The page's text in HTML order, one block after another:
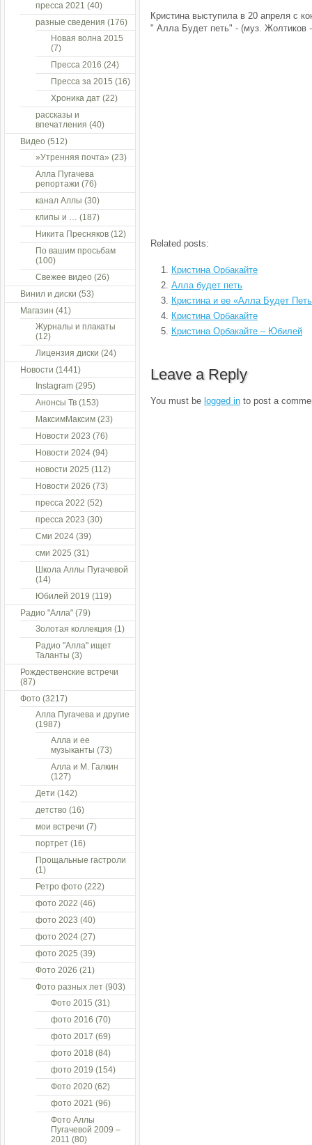
Кристина выступила в 20 апреля с
" Алла Будет петь" - (муз. Жолтиков
Related posts:
Кристина Орбакайте
Алла будет петь
Кристина и ее «Алла Будет
Кристина Орбакайте
Кристина Орбакайте – Юбилей
Leave a Reply
You must be logged in to post a
пресса 2021 (40)
разные сведения (176)
Новая волна 2015
(7)
Пресса 2016 (24)
Пресса за 2015 (16)
Хроника дат (22)
рассказы и
впечатления (40)
Видео (512)
»Утренняя почта» (23)
Алла Пугачева
репортажи (76)
канал Аллы (30)
клипы и … (187)
Никита Пресняков (12)
По вашим просьбам
(100)
Свежее видео (26)
Винил и диски (53)
Магазин (41)
Журналы и плакаты
(12)
Лицензия диски (24)
Новости (1441)
Instagram (295)
Анонсы Тв (153)
МаксимМаксим (23)
Новости 2023 (76)
Новости 2024 (94)
новости 2025 (112)
Новости 2026 (73)
пресса 2022 (52)
пресса 2023 (30)
Сми 2024 (39)
сми 2025 (31)
Школа Аллы Пугачевой
(14)
Юбилей 2019 (119)
Радио "Алла" (79)
Золотая коллекция (1)
Радио "Алла" ищет
Таланты (3)
Рождественские встречи
(87)
Фото (3217)
Алла Пугачева и другие
(1987)
Алла и ее
музыканты (73)
Алла и М. Галкин
(127)
Дети (142)
детство (16)
мои встречи (7)
портрет (16)
Прощальные гастроли
(1)
Ретро фото (222)
фото 2022 (46)
фото 2023 (40)
фото 2024 (27)
фото 2025 (39)
Фото 2026 (21)
Фото разных лет (903)
Фото 2015 (31)
фото 2016 (70)
фото 2017 (69)
фото 2018 (84)
фото 2019 (154)
Фото 2020 (62)
фото 2021 (96)
Фото Аллы
Пугачевой 2009 –
2011 (80)